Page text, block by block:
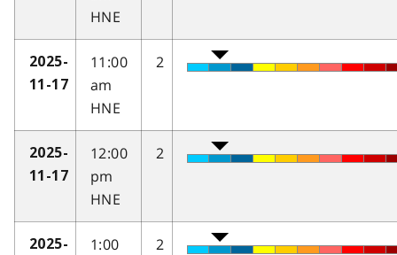
HNE
2025-
11-17
11:00
am
HNE
2
2025-
11-17
12:00
pm
HNE
2
2025-
1:00
2